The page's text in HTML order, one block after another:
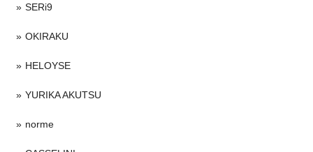
SERi9
OKIRAKU
HELOYSE
YURIKA AKUTSU
norme